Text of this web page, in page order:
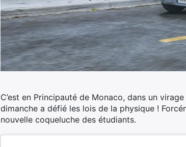
C’est en Principauté de Monaco, dans un
dimanche a défié les lois de la physique !
nouvelle coqueluche des étudiants.